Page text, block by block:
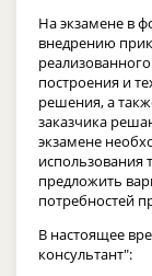
На экзамене в
внедрению
построения и
решения, а
заказчика
экзамене
использования
предложить
потребностей
В настоящее
консультант":